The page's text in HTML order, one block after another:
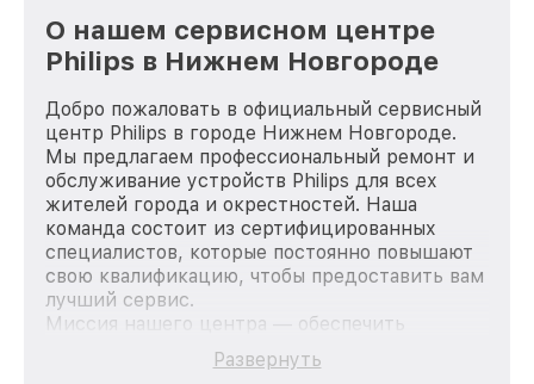
О нашем сервисном центре
Philips в Нижнем Новгороде
Добро пожаловать в официальный сервисный
центр Philips в городе Нижнем Новгороде.
Мы предлагаем профессиональный ремонт и
обслуживание устройств Philips для всех
жителей города и окрестностей. Наша
команда состоит из сертифицированных
специалистов, которые постоянно повышают
свою квалификацию, чтобы предоставить вам
лучший сервис.
Миссия нашего центра — обеспечить
качественный и доступный ремонт для
каждого пользователя продукции Philips, вне
Развернуть